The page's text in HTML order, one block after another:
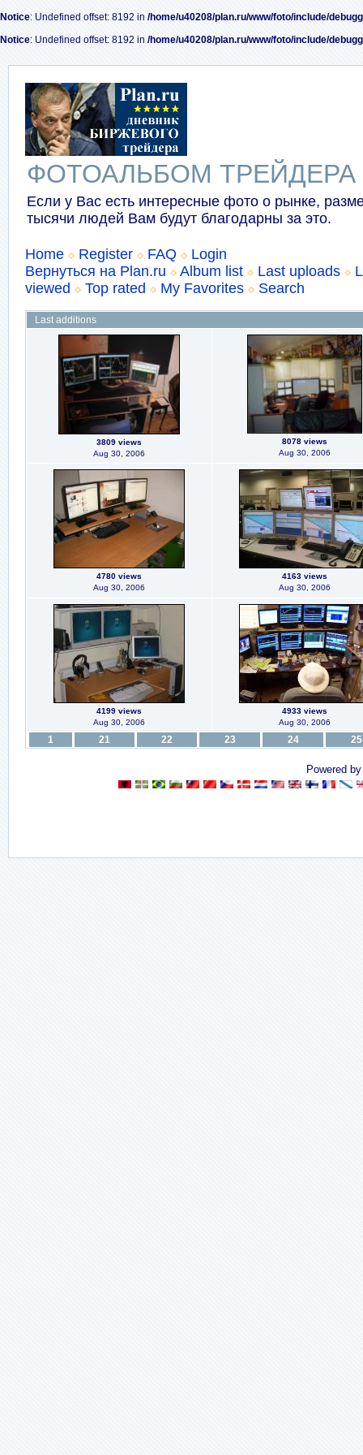
Notice: Undefined offset: 8192 in /home/u40208/plan.ru/www/foto/include/
Notice: Undefined offset: 8192 in /home/u40208/plan.ru/www/foto/include/
ФОТОАЛЬБОМ ТРЕЙДЕРА
Если у Вас есть интересные фото о рынке,
тысячи людей Вам будут благодарны за это.
Home Register FAQ
Login
Вернуться на Plan.ru
Album list Last uploads
viewed
Top rated My Favorites Search
Last additions
3809 views
Aug 30, 2006
8078 views
Aug 30, 2006
4780 views
Aug 30, 2006
4163 views
Aug 30, 2006
4199 views
Aug 30, 2006
4933 views
Aug 30, 2006
1 21 22 23 24 25
Powered